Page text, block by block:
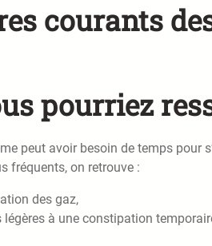
courants
pourriez
peut avoir besoin de temps pour
fréquents, on retrouve :
des gaz,
à une constipation